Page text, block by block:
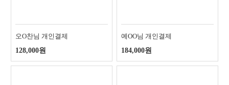
오O찬님 개인결제
128,000원
예OO님 개인결제
184,000원